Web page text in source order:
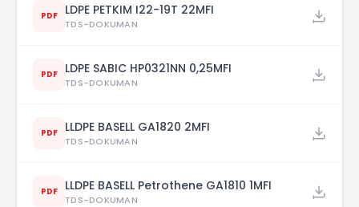
PDF LDPE PETKIM I22-19T 22MFI
TDS-DOKUMAN
PDF LDPE SABIC HP0321NN 0,25MFI
TDS-DOKUMAN
PDF LLDPE BASELL GA1820 2MFI
TDS-DOKUMAN
PDF LLDPE BASELL Petrothene GA1810 1MFI
TDS-DOKUMAN